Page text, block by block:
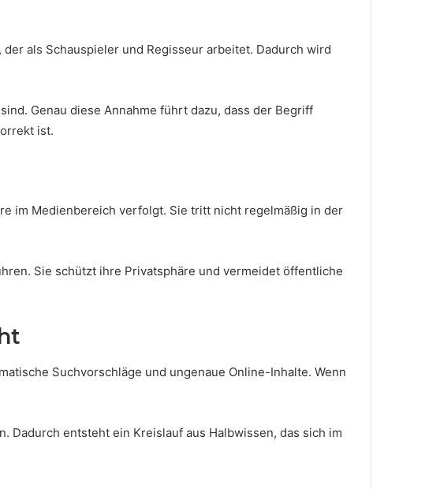
als Schauspieler und Regisseur arbeitet. Dadurch wird
Genau diese Annahme führt dazu, dass der Begriff
ist.
im Medienbereich verfolgt. Sie tritt nicht regelmäßig in der
Sie schützt ihre Privatsphäre und vermeidet öffentliche
Suchvorschläge und ungenaue Online-Inhalte. Wenn
entsteht ein Kreislauf aus Halbwissen, das sich im